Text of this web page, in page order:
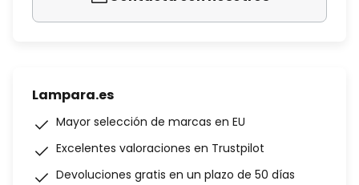
Lampara.es
Mayor selección de marcas en EU
Excelentes valoraciones en Trustpilot
Devoluciones gratis en un plazo de 50 días